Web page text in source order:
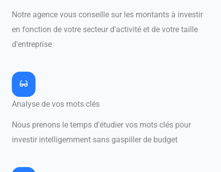
Notre agence vous conseille sur les montants à investir
en fonction de votre secteur d'activité et de votre taille
d'entreprise
Analyse de vos mots clés
Nous prenons le temps d'étudier vos mots clés pour
investir intelligemment sans gaspiller de budget